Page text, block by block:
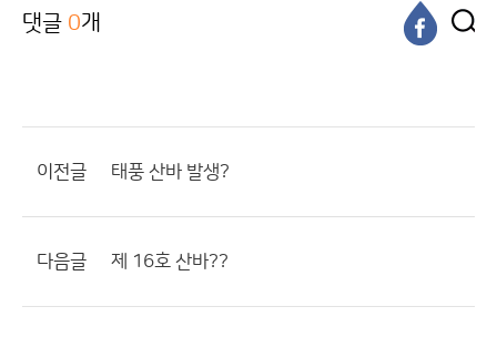
댓글 0개
이전글 태풍 산바 발생?
다음글 제 16호 산바??